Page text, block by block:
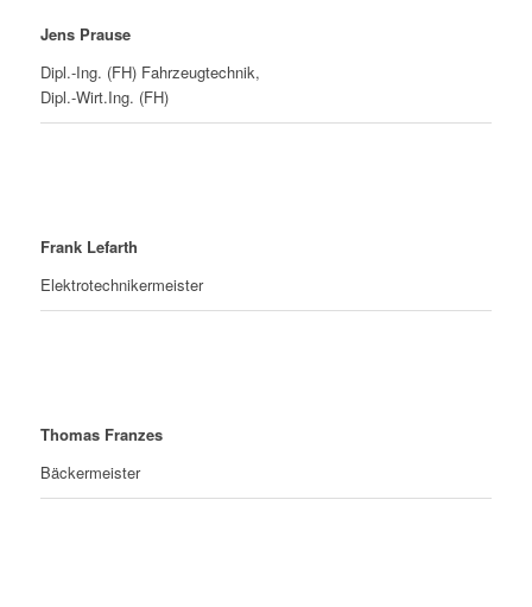
Jens Prause
Dipl.-Ing. (FH) Fahrzeugtechnik,
Dipl.-Wirt.Ing. (FH)
Frank Lefarth
Elektrotechnikermeister
Thomas Franzes
Bäckermeister